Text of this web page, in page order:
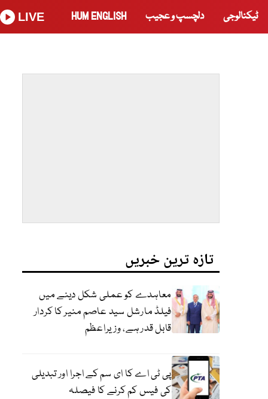
ٹیکنالوجی دلچسپ و عجیب HUM ENGLISH
LIVE
تازہ ترین خبریں
معاہدے کو عملی شکل دینے میں
فیلڈ مارشل سید عاصم منیر کا کردار
قابل قدر ہے، وزیراعظم
پی ٹی اے کا ای سم کے اجرا اور تبدیلی
کی فیس کم کرنے کا فیصلہ